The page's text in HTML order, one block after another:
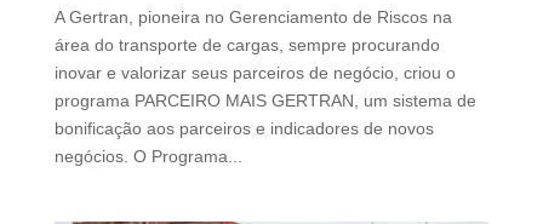
A Gertran, pioneira no Gerenciamento de Riscos na
área do transporte de cargas, sempre procurando
inovar e valorizar seus parceiros de negócio, criou o
programa PARCEIRO MAIS GERTRAN, um sistema de
bonificação aos parceiros e indicadores de novos
negócios. O Programa...